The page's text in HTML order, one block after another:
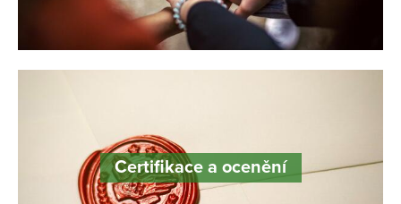
Certifikace a ocenění